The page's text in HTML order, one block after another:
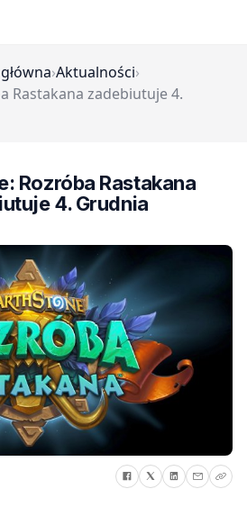
›Aktualności›
Rastakana zadebiutuje 4.
Rozróba Rastakana
4. Grudnia